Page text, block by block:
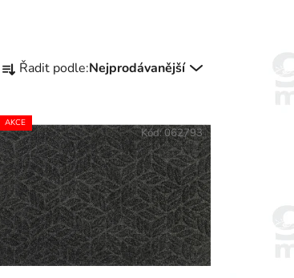
a
e
n
í
p
r
o
d
u
Řadit podle:Nejprodávanější
AKCE
Kód:062793